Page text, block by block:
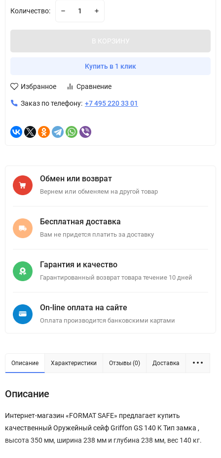
Количество:
В КОРЗИНУ
Купить в 1 клик
Избранное Сравнение
Заказ по телефону: +7 495 220 33 01
Обмен или возврат
Вернем или обменяем на другой товар
Бесплатная доставка
Вам не придется платить за доставку
Гарантия и качество
Гарантированный возврат товара течение 10 дней
On-line оплата на сайте
Оплата производится банковскими картами
Описание Характеристики Отзывы (0) Доставка
Описание
Интернет-магазин «FORMAT SAFE» предлагает купить
качественный Оружейный сейф Griffon GS 140 K Тип замка ,
высота 350 мм, ширина 238 мм и глубина 238 мм, вес 140 кг.